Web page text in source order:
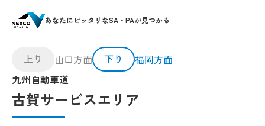
あなたにピッタリなSA・PAが見つかる
九州自動車道
古賀サービスエリア
上り 山口方面 下り 福岡方面